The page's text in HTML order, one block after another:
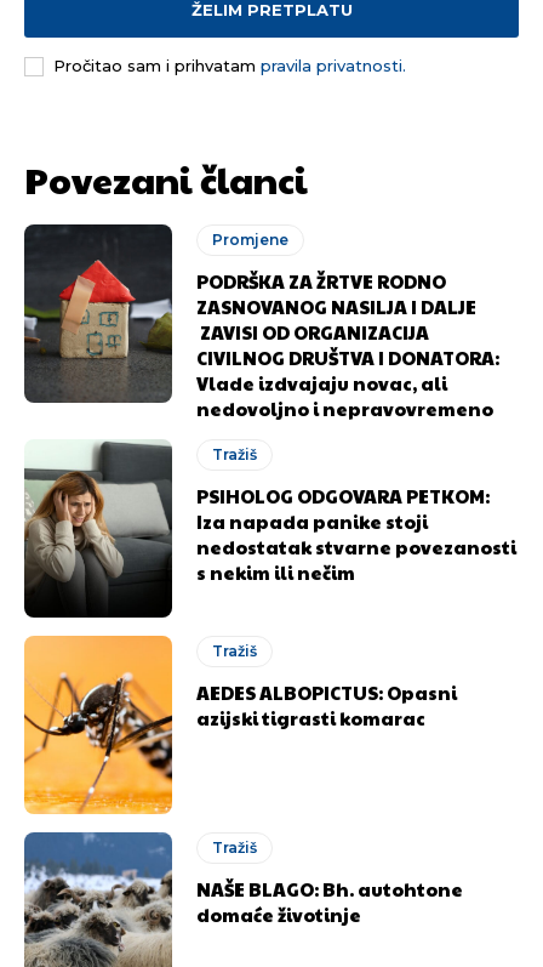
ŽELIM PRETPLATU
Pročitao sam i prihvatam pravila privatnosti.
Povezani članci
Promjene
PODRŠKA ZA ŽRTVE RODNO
ZASNOVANOG NASILJA I DALJE
ZAVISI OD ORGANIZACIJA
CIVILNOG DRUŠTVA I DONATORA:
Vlade izdvajaju novac, ali
nedovoljno i nepravovremeno
Tražiš
PSIHOLOG ODGOVARA PETKOM:
Iza napada panike stoji
nedostatak stvarne povezanosti
s nekim ili nečim
Tražiš
AEDES ALBOPICTUS: Opasni
azijski tigrasti komarac
Tražiš
NAŠE BLAGO: Bh. autohtone
domaće životinje